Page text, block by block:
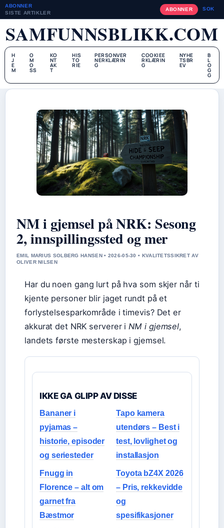
ABONNER
SISTE ARTIKLER
ABONNER SOK
SAMFUNNSBLIKK.COM
H
J
E
M
O
M
O
SS
KO
NT
AK
T
HIS
TO
RIE
PERSONVER
NERKLÆRIN
G
COOKIEE
RKLÆRIN
G
NYHE
TSBR
EV
B
L
O
G
G
NM i gjemsel på NRK: Sesong
2, innspillingssted og mer
EMIL MARIUS SOLBERG HANSEN • 2026-05-30 • KVALITETSSIKRET AV
OLIVER NILSEN
Har du noen gang lurt på hva som skjer når ti
kjente personer blir jaget rundt på et
forlystelsesparkområde i timevis? Det er
akkurat det NRK serverer i NM i gjemsel,
landets første mesterskap i gjemsel.
IKKE GA GLIPP AV DISSE
Bananer i
pyjamas –
historie, episoder
og seriesteder
Tapo kamera
utendørs – Best i
test, lovlighet og
installasjon
Fnugg in
Florence – alt om
garnet fra
Bæstmor
Toyota bZ4X 2026
– Pris, rekkevidde
og
spesifikasjoner